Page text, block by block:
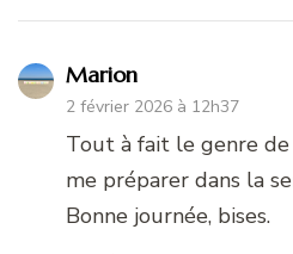
Marion
2 février 2026 à 12h37
Tout à fait le genre de
me préparer dans la
Bonne journée, bises.